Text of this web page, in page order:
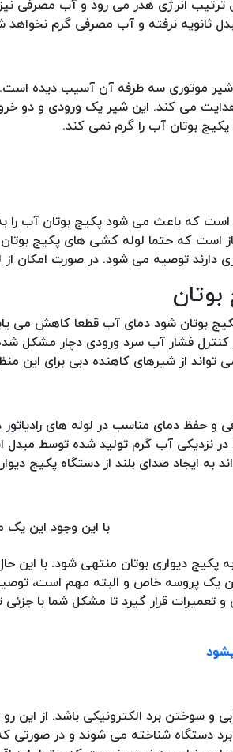
انرژی هدر می رود و آب مصرفی
ثانویه نرفته و آب مصرفی گرم نخواهد
شیر موتوری سه طرفه آن آسیب دیده
می کند. این شیر یک ورودی و دو
بوتان آب را گرم نمی کند.
است که باعث می شود پکیج بوتان آب را
است که حتما لوله کشی های پکیج
دارند توصیه می شود. در صورت امکان از
بوتان شود دمای آب قطعا کاهش می
فشار آب سرد ورودی دچار مشکل
از شیرهای کاهنده دبی برای این
دمای مناسب در لوله های رادیاتور
در نزدیکی آب گرم تولید شده توسط مبدل
به ایجاد صدای بلند از دستگاه پکیج
با این وجود این
پکیج دیواری بوتان منتهی شود. با
یک پروسه خاص و البته مهم است،
قرار گیرد تا مشکل شما با جزئی
سوختن برد الکترونیکی باشد. از این
دستگاه شناخته می شوند و در صورتی